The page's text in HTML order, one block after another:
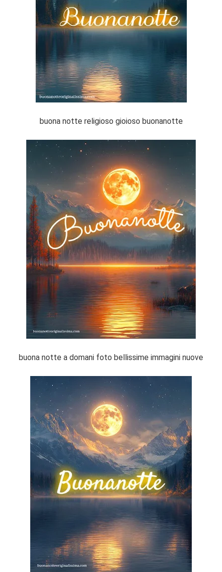
buona notte religioso gioioso buonanotte
buona notte a domani foto bellissime immagini nuove